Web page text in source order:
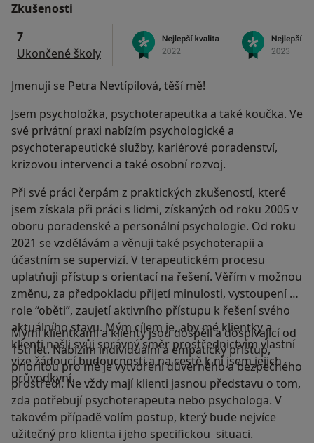
Zkušenosti
7
Ukončené školy
Jmenuji se Petra Nevtípilová, těší mě!
Jsem psycholožka, psychoterapeutka a také koučka. Ve
své privátní praxi nabízím psychologické a
psychoterapeutické služby, kariérové poradenství,
krizovou intervenci a také osobní rozvoj.
Při své práci čerpám z praktických zkušeností, které
jsem získala při práci s lidmi, získaných od roku 2005 v
oboru poradenské a personální psychologie. Od roku
2021 se vzdělávám a věnuji také psychoterapii a
účastním se supervizí. V terapeutickém procesu
uplatňuji přístup s orientací na řešení. Věřím v možnou
změnu, za předpokladu přijetí minulosti, vystoupení z
role “oběti”, zaujetí aktivního přístupu k řešení svého
aktuálního stavu. Mým cílem je, aby mé klientky a
klienti našli svůj správný směr prostřednictvím vlastní
vize žádoucí budoucnosti a na cestě k ní jsem jejich
průvodkyní.
Mými klientkami a klienty jsou dospělí a dospívající od
15ti let. Nabízím individuální a empatický přístup,
prioritou pro mě je vytvoření důvěrného a bezpečného
prostředí. Ne vždy mají klienti jasnou představu o tom,
zda potřebují psychoterapeuta nebo psychologa. V
takovém případě volím postup, který bude nejvíce
užitečný pro klienta i jeho specifickou situaci.